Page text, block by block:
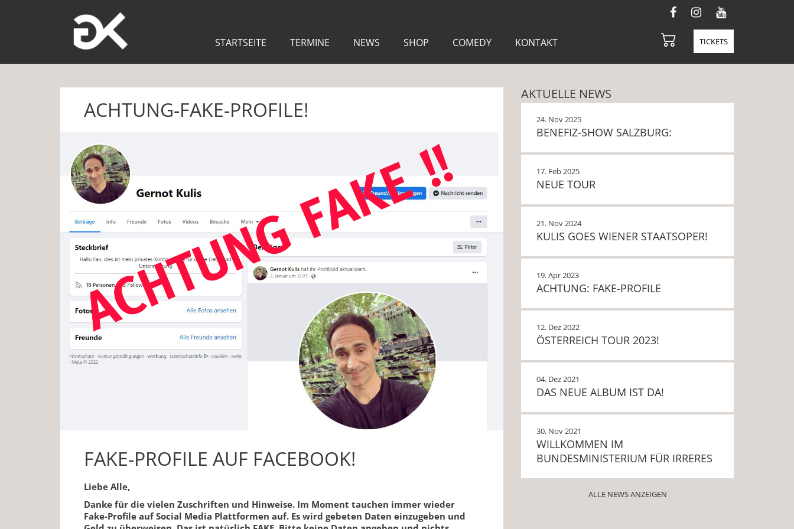
STARTSEITE TERMINE NEWS SHOP COMEDY KONTAKT TICKETS
ACHTUNG-FAKE-PROFILE!
FAKE-PROFILE AUF FACEBOOK!
Liebe Alle,
Danke für die vielen Zuschriften und Hinweise. Im Moment tauchen immer wieder
Fake-Profile auf Social Media Plattformen auf. Es wird gebeten Daten einzugeben und
AKTUELLE NEWS
24. Nov 2025
BENEFIZ-SHOW SALZBURG:
17. Feb 2025
NEUE TOUR
21. Nov 2024
KULIS GOES WIENER STAATSOPER!
19. Apr 2023
ACHTUNG: FAKE-PROFILE
12. Dez 2022
ÖSTERREICH TOUR 2023!
04. Dez 2021
DAS NEUE ALBUM IST DA!
30. Nov 2021
WILLKOMMEN IM
BUNDESMINISTERIUM FÜR IRRERES
ALLE NEWS ANZEIGEN